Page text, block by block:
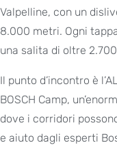
Valpelline, con un
8.000 metri. Ogni
una salita di oltre
Il punto d’incontro è
BOSCH Camp,
dove i corridori
e aiuto dagli esperti